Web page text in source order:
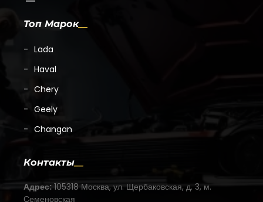
Топ Марок
Lada
Haval
Chery
Geely
Changan
Контакты
Адрес: 105318 Москва, ул. Щербаковская, д. 3, м.
Семеновская